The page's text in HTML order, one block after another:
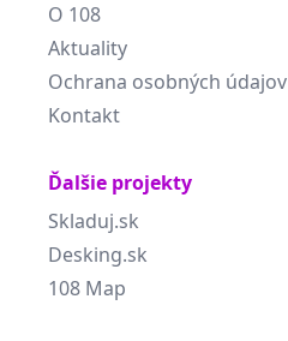
O 108
Aktuality
Ochrana osobných údajov
Kontakt
Ďalšie projekty
Skladuj.sk
Desking.sk
108 Map